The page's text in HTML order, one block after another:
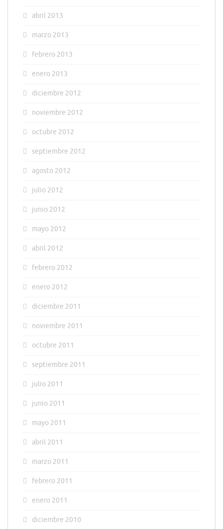
abril 2013
marzo 2013
febrero 2013
enero 2013
diciembre 2012
noviembre 2012
octubre 2012
septiembre 2012
agosto 2012
julio 2012
junio 2012
mayo 2012
abril 2012
febrero 2012
enero 2012
diciembre 2011
noviembre 2011
octubre 2011
septiembre 2011
julio 2011
junio 2011
mayo 2011
abril 2011
marzo 2011
febrero 2011
enero 2011
diciembre 2010